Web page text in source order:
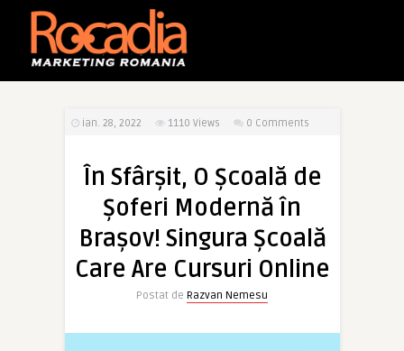
ian. 28, 2022 1110 Views 0 Comments
În Sfârșit, O Școală de
Șoferi Modernă în
Brașov! Singura Școală
Care Are Cursuri Online
Postat de Razvan Nemesu